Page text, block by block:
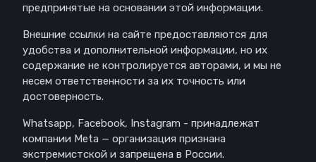
предпринятые на основании этой информации.
Внешние ссылки на сайте предоставляются для
удобства и дополнительной информации, но их
содержание не контролируется авторами, и мы не
несем ответственности за их точность или
достоверность.
Whatsapp, Facebook, Instagram - принадлежат
компании Meta — организация признана
экстремистской и запрещена в России.